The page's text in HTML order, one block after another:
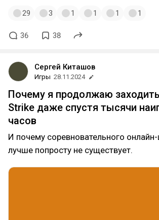
29 3 1 1 1 1
36 38
Сергей Киташов
Игры 28.11.2024
Почему я продолжаю
Strike даже спустя тысячи
часов
И почему соревновательного
лучше попросту не существует.